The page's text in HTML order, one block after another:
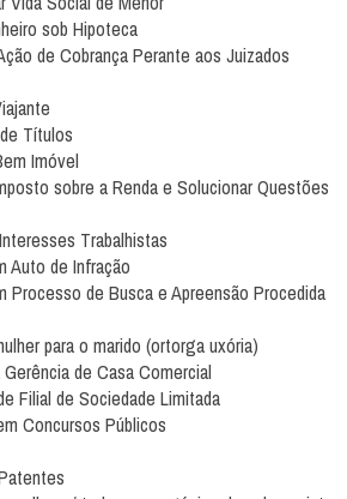
sob Hipoteca
de Cobrança Perante aos Juizados
Títulos
Imóvel
sobre a Renda e Solucionar Questões
Trabalhistas
Auto de Infração
Processo de Busca e Apreensão Procedida
para o marido (ortorga uxória)
de Casa Comercial
Filial de Sociedade Limitada
Concursos Públicos